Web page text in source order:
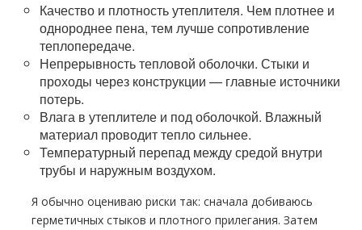
Качество и плотность утеплителя. Чем плотнее и
однороднее пена, тем лучше сопротивление
теплопередаче.
Непрерывность тепловой оболочки. Стыки и
проходы через конструкции — главные источники
потерь.
Влага в утеплителе и под оболочкой. Влажный
материал проводит тепло сильнее.
Температурный перепад между средой внутри
трубы и наружным воздухом.
Я обычно оцениваю риски так: сначала добиваюсь
герметичных стыков и плотного прилегания. Затем